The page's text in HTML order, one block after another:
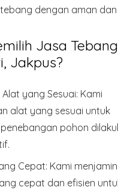
dengan aman dan
Jasa Tebang
Jakpus?
yang Sesuai: Kami
alat yang sesuai untuk
pohon
Cepat: Kami menjamin
cepat dan efisien